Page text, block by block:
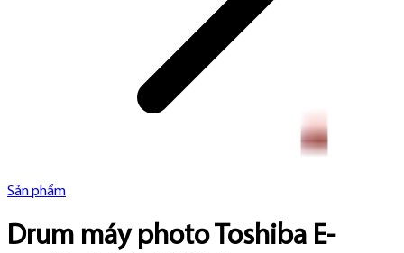
Sản phẩm
Drum máy photo Toshiba E-